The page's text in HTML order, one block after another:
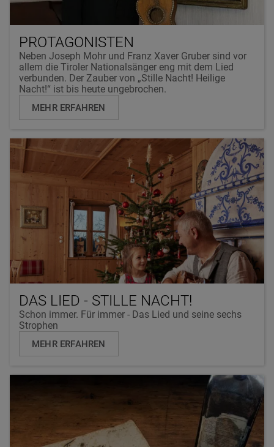
PROTAGONISTEN
Neben Joseph Mohr und Franz Xaver Gruber sind vor
allem die Tiroler Nationalsänger eng mit dem Lied
verbunden. Der Zauber von „Stille Nacht! Heilige
Nacht!“ ist bis heute ungebrochen.
MEHR ERFAHREN
DAS LIED - STILLE NACHT!
Schon immer. Für immer - Das Lied und seine sechs
Strophen
MEHR ERFAHREN